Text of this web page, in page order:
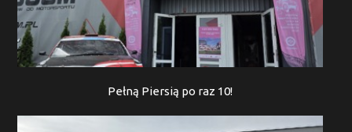
Pełną Piersią po raz 10!